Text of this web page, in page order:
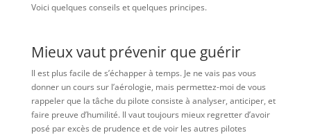
Voici quelques conseils et quelques principes.
Mieux vaut prévenir que guérir
Il est plus facile de s’échapper à temps. Je ne vais pas vous
donner un cours sur l’aérologie, mais permettez-moi de vous
rappeler que la tâche du pilote consiste à analyser, anticiper, et
faire preuve d’humilité. Il vaut toujours mieux regretter d’avoir
posé par excès de prudence et de voir les autres pilotes